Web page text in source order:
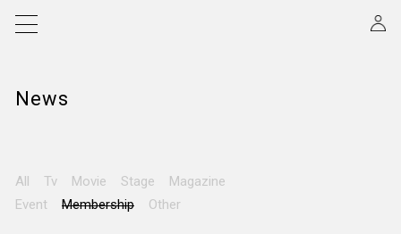
News
All Tv Movie Stage
Magazine
Event
Membership Other